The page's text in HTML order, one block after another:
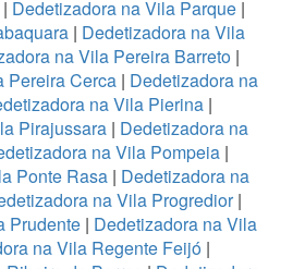
Dedetizadora na Vila Parque|
| Dedetizadora na Vila
na Vila Pereira Barreto|
Pereira Cerca| Dedetizadora na
na Vila Pierina|
Pirajussara| Dedetizadora na
na Vila Pompeia|
Ponte Rasa | Dedetizadora na
na Vila Progredior|
Prudente| Dedetizadora na Vila
na Vila Regente Feijó |